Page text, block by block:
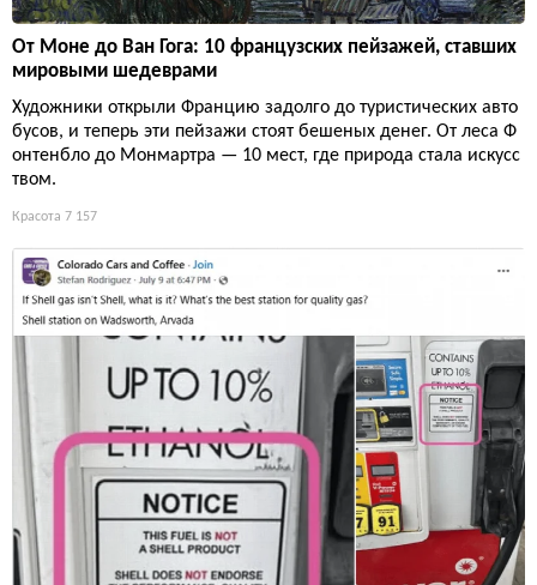
От Моне до Ван Гога: 10 французских пейзажей, ставших
мировыми шедеврами
Художники открыли Францию задолго до туристических авто
бусов, и теперь эти пейзажи стоят бешеных денег. От леса Ф
онтенбло до Монмартра — 10 мест, где природа стала искусс
твом.
Красота 7 157